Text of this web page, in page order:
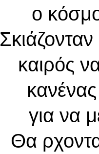
ο
καιρός
για να
Θα